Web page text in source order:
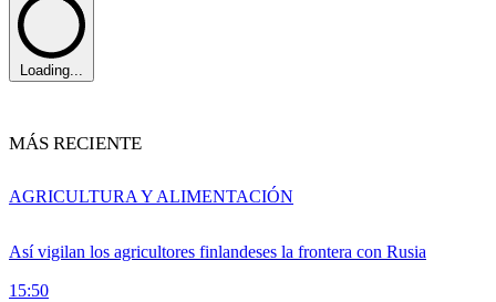
Loading...
MÁS RECIENTE
Así vigilan los agricultores finlandeses la frontera con Rusia
15:50
AGRICULTURA Y ALIMENTACIÓN